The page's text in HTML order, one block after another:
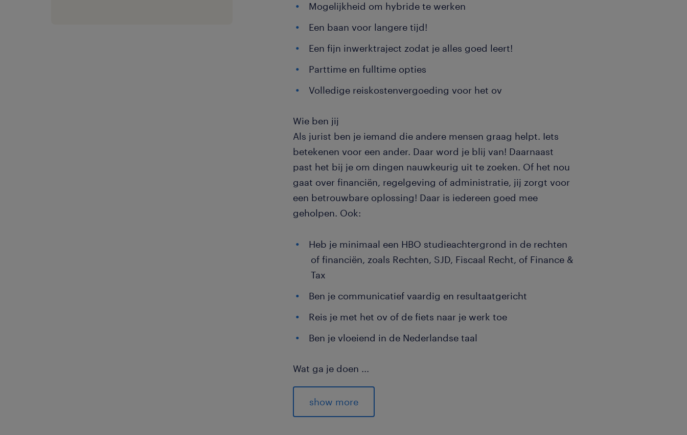
Mogelijkheid om hybride te werken
Een baan voor langere tijd!
Een fijn inwerktraject zodat je alles goed leert!
Parttime en fulltime opties
Volledige reiskostenvergoeding voor het ov
Wie ben jij
Als jurist ben je iemand die andere mensen graag helpt. Iets
betekenen voor een ander. Daar word je blij van! Daarnaast
past het bij je om dingen nauwkeurig uit te zoeken. Of het nou
gaat over financiën, regelgeving of administratie, jij zorgt voor
een betrouwbare oplossing! Daar is iedereen goed mee
geholpen. Ook:
Heb je minimaal een HBO studieachtergrond in de rechten
of financiën, zoals Rechten, SJD, Fiscaal Recht, of Finance &
Tax
Ben je communicatief vaardig en resultaatgericht
Reis je met het ov of de fiets naar je werk toe
Ben je vloeiend in de Nederlandse taal
Wat ga je doen ...
Als jurist ga je burgers van Nederland van dienst zijn! Bij
diverse ministeries kan jij jouw steentje bijdragen in
bezwaarprocedures. Jouw communicatieve vaardigheden
show more